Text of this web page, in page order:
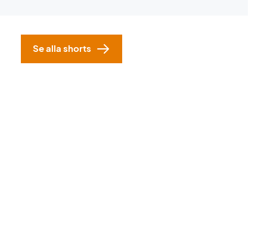
Se alla shorts